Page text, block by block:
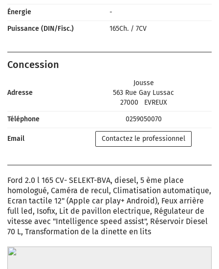
Énergie
-
Puissance (DIN/Fisc.)
165Ch. / 7CV
Concession
Adresse
Jousse
563 Rue Gay Lussac
27000
EVREUX
Téléphone
0259050070
Email Contactez le professionnel
Ford 2.0 l 165 CV- SELEKT-BVA, diesel, 5 ème place
homologué, Caméra de recul, Climatisation automatique,
Ecran tactile 12" (Apple car play+ Android), Feux arrière
full led, Isofix, Lit de pavillon electrique, Régulateur de
vitesse avec "Intelligence speed assist", Réservoir Diesel
70 L, Transformation de la dinette en lits